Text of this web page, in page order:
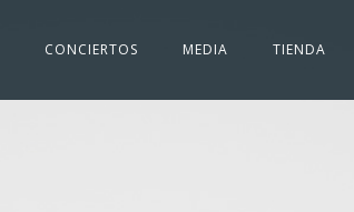
CONCIERTOS MEDIA TIENDA